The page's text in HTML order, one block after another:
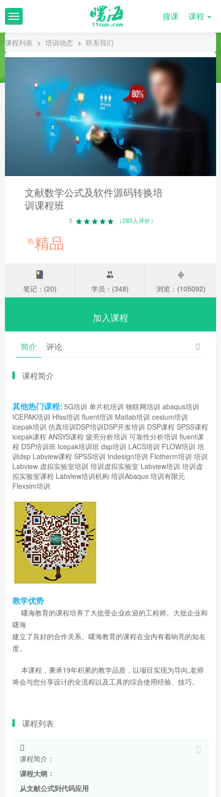
T
o
g
l
搜课 课程
课程列表 > 培训动态 > 联系我们
文献数学公式及软件源码转换培
训课程班
5 （285人评价）
热精品
笔记：(20) 学员：(348) 浏览：(105092)
加入课程
简介 评论
课程简介
其他热门课程: 5G培训 单片机培训 物联网培训 abaqus培训
ICEPAK培训 Hfss培训 fluent培训 Matlab培训 cesium培训
icepak培训 仿真培训DSP培训DSP开发培训 DSP课程 SPSS课程
icepak课程 ANSYS课程 疲劳分析培训 可靠性分析培训 fluent课
程 DSP培训班 Icepak培训班 dsp培训 LACS培训 FLOW培训 培
训dsp Labview课程 SPSS培训 Indesign培训 Flotherm培训 培训
Labview 虚拟实验室培训 培训虚拟实验室 Labview培训 培训虚
拟实验室课程 Labview培训机构 培训Abaqus 培训有限元
Flexsim培训
教学优势
曙海教育的课程培养了大批受企业欢迎的工程师。大批企业和
曙海
建立了良好的合作关系。曙海教育的课程在业内有着响亮的知名
度。
本课程，秉承19年积累的教学品质，以项目实现为导向,老师
将会与您分享设计的全流程以及工具的综合使用经验、技巧。
课程列表
课程简介：
课程大纲：
从文献公式到代码应用